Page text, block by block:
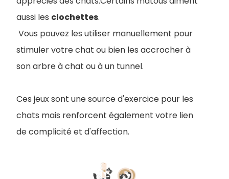
aussi les clochettes.
Vous pouvez les utiliser manuellement pour
stimuler votre chat ou bien les accrocher à
son arbre à chat ou à un tunnel.
Ces jeux sont une source d'exercice pour les
chats mais renforcent également votre lien
de complicité et d'affection.